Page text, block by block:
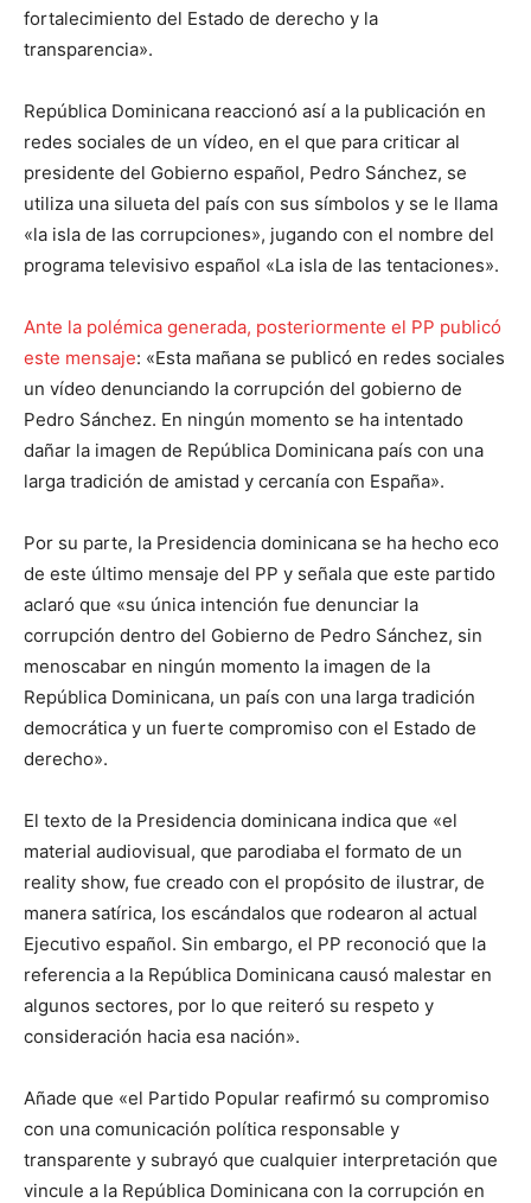
fortalecimiento del Estado de derecho y la
transparencia».
República Dominicana reaccionó así a la publicación en
redes sociales de un vídeo, en el que para criticar al
presidente del Gobierno español, Pedro Sánchez, se
utiliza una silueta del país con sus símbolos y se le llama
«la isla de las corrupciones», jugando con el nombre del
programa televisivo español «La isla de las tentaciones».
Ante la polémica generada, posteriormente el PP publicó
este mensaje: «Esta mañana se publicó en redes sociales
un vídeo denunciando la corrupción del gobierno de
Pedro Sánchez. En ningún momento se ha intentado
dañar la imagen de República Dominicana país con una
larga tradición de amistad y cercanía con España».
Por su parte, la Presidencia dominicana se ha hecho eco
de este último mensaje del PP y señala que este partido
aclaró que «su única intención fue denunciar la
corrupción dentro del Gobierno de Pedro Sánchez, sin
menoscabar en ningún momento la imagen de la
República Dominicana, un país con una larga tradición
democrática y un fuerte compromiso con el Estado de
derecho».
El texto de la Presidencia dominicana indica que «el
material audiovisual, que parodiaba el formato de un
reality show, fue creado con el propósito de ilustrar, de
manera satírica, los escándalos que rodearon al actual
Ejecutivo español. Sin embargo, el PP reconoció que la
referencia a la República Dominicana causó malestar en
algunos sectores, por lo que reiteró su respeto y
consideración hacia esa nación».
Añade que «el Partido Popular reafirmó su compromiso
con una comunicación política responsable y
transparente y subrayó que cualquier interpretación que
vincule a la República Dominicana con la corrupción en